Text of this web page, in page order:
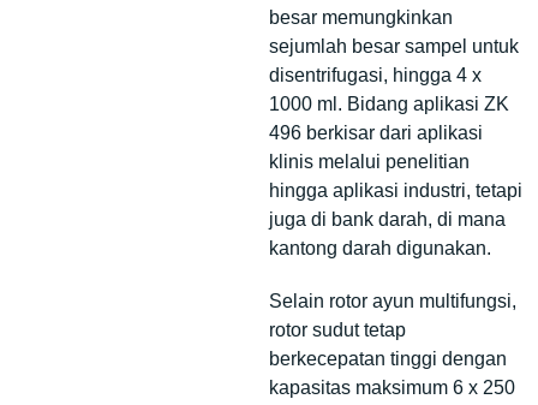
besar memungkinkan
sejumlah besar sampel untuk
disentrifugasi, hingga 4 x
1000 ml. Bidang aplikasi ZK
496 berkisar dari aplikasi
klinis melalui penelitian
hingga aplikasi industri, tetapi
juga di bank darah, di mana
kantong darah digunakan.
Selain rotor ayun multifungsi,
rotor sudut tetap
berkecepatan tinggi dengan
kapasitas maksimum 6 x 250